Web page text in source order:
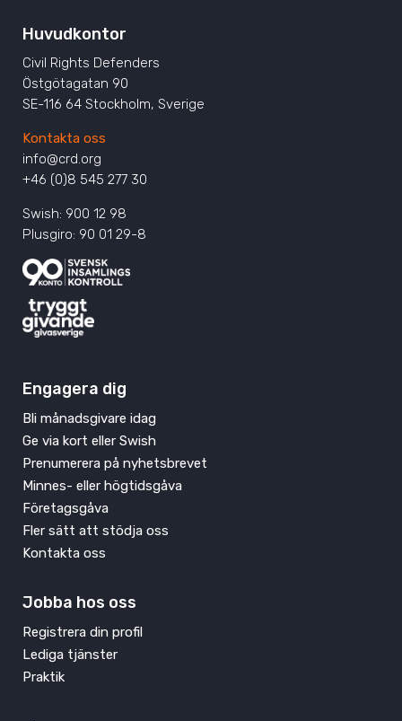
Huvudkontor
Civil Rights Defenders
Östgötagatan 90
SE-116 64 Stockholm, Sverige
Kontakta oss
info@crd.org
+46 (0)8 545 277 30
Swish: 900 12 98
Plusgiro: 90 01 29-8
Engagera dig
Bli månadsgivare idag
Ge via kort eller Swish
Prenumerera på nyhetsbrevet
Minnes- eller högtidsgåva
Företagsgåva
Fler sätt att stödja oss
Kontakta oss
Jobba hos oss
Registrera din profil
Lediga tjänster
Praktik